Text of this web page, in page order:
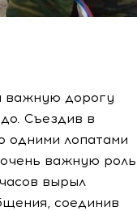
важную дорогу
Съездив в
одними лопатами
важную роль.
вырыл
соединив